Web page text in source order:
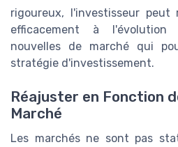
rigoureux, l'investisseur peut
efficacement à
nouvelles de marché qui
stratégie d'investissement.
Réajuster en Fonction
Marché
Les marchés ne sont pas